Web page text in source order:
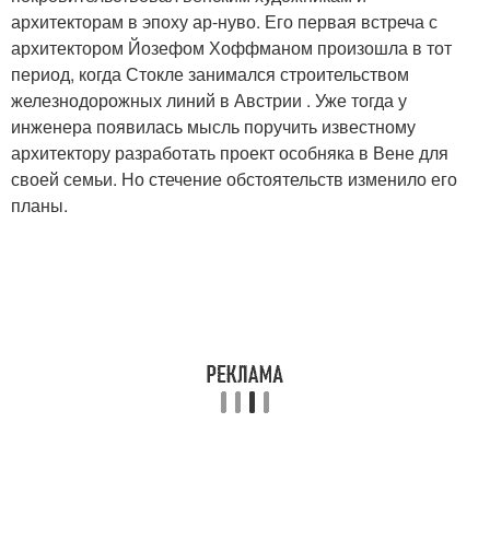
архитекторам в эпоху ар-нуво. Его первая встреча с
архитектором Йозефом Хоффманом произошла в тот
период, когда Стокле занимался строительством
железнодорожных линий в Австрии . Уже тогда у
инженера появилась мысль поручить известному
архитектору разработать проект особняка в Вене для
своей семьи. Но стечение обстоятельств изменило его
планы.